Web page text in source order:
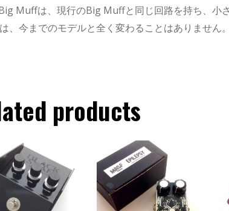
Muffは、現行のBig Muffと同じ回路を持ち、小
、今までのモデルと全く変わることはありません。
products